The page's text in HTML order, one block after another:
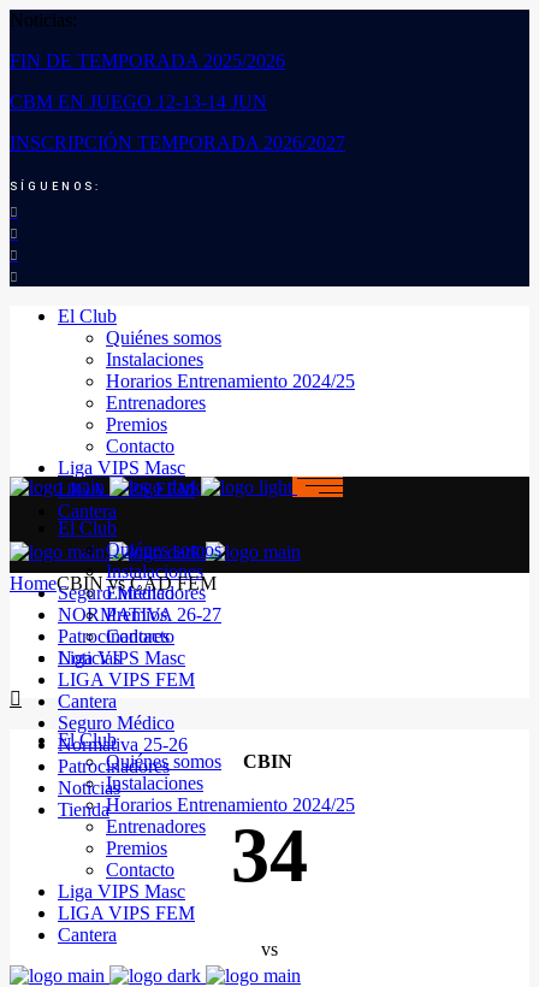
Noticias:
FIN DE TEMPORADA 2025/2026
CBM EN JUEGO 12-13-14 JUN
INSCRIPCIÓN TEMPORADA 2026/2027
SÍGUENOS:
El Club
Quiénes somos
Instalaciones
Horarios Entrenamiento 2024/25
Entrenadores
Premios
Contacto
Liga VIPS Masc
LIGA VIPS FEM
Cantera
Seguro Médico
NORMATIVA 26-27
Patrocinadores
Noticias
El Club
Quiénes somos
Instalaciones
Horarios Entrenamiento 2024/25
Entrenadores
Premios
Contacto
Liga VIPS Masc
LIGA VIPS FEM
Cantera
El Club
Quiénes somos
Instalaciones
Entrenadores
Premios
Contacto
Liga VIPS Masc
LIGA VIPS FEM
Cantera
Seguro Médico
Normativa 25-26
Patrocinadores
Noticias
Tienda
HomeCBIN vs CAD FEM
CBIN
34
vs